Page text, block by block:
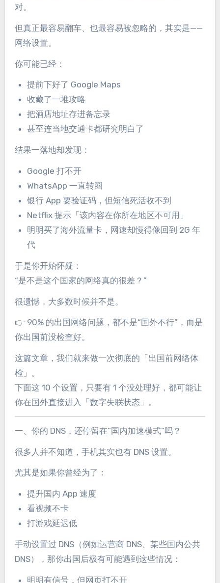
对。
但真正最容易翻车、也最容易被忽略的，其实是——
网络设置。
你可能已经：
提前下好了 Google Maps
收藏了一堆攻略
把酒店地址存进备忘录
甚至连当地交通卡都研究明白了
结果一落地却发现：
Google 打不开
WhatsApp 一直转圈
银行 App 要验证码，但短信死活收不到
Netflix 提示「该内容在你所在地区不可用」
明明买了海外流量卡，网速却慢得像回到 2G 年
代
于是你开始怀疑：
“是不是这个国家的网络真的很差？”
很遗憾，大多数时候并不是。
👉 90% 的出国网络问题，都不是“国外不行”，而是
你出国前没检查好。
这篇文章，我们就来做一次彻底的「出国前网络体
检」。
下面这 10 个设置，只要有 1 个没处理好，都可能让
你在国外直接进入「数字失联状态」。
一、你的 DNS，还停留在“国内加速模式”吗？
很多人并不知道，手机其实也有 DNS 设置。
尤其是如果你曾经为了：
提升国内 App 速度
看视频不卡
打游戏延迟低
手动设置过 DNS（例如运营商 DNS、某些国内公共
DNS），那你出国后极有可能遇到这些情况：
明明有信号，但网页打不开